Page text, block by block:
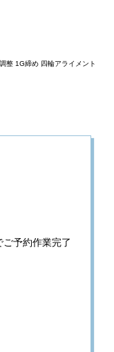
整 1G締め 四輪アライメント
予約作業完了